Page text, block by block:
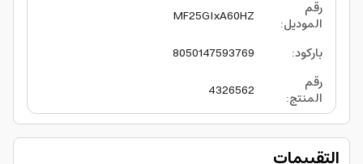
رقم
الموديل:
MF25GIxA60HZ
باركود:
8050147593769
رقم
المنتج:
4326562